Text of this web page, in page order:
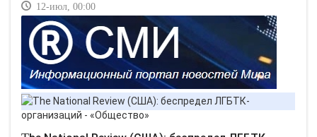
12-июл, 00:00